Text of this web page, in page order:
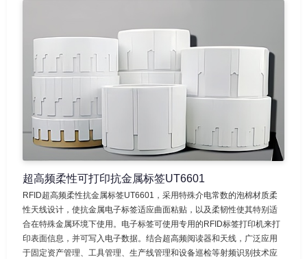
超高频柔性可打印抗金属标签UT6601
RFID超高频柔性抗金属标签UT6601，采用特殊介电常数的泡棉材质柔
性天线设计，使抗金属电子标签适应曲面粘贴，以及柔韧性使其特别适
合在特殊金属环境下使用。电子标签可使用专用的RFID标签打印机来打
印表面信息，并可写入电子数据。结合超高频阅读器和天线，广泛应用
于固定资产管理、工具管理、生产线管理和设备巡检等射频识别技术应